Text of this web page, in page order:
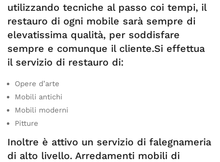
utilizzando tecniche al passo coi tempi, il
restauro di ogni mobile sarà sempre di
elevatissima qualità, per soddisfare
sempre e comunque il cliente.Si effettua
il servizio di restauro di:
Opere d’arte
Mobili antichi
Mobili moderni
Pitture
Inoltre è attivo un servizio di falegnameria
di alto livello. Arredamenti mobili di